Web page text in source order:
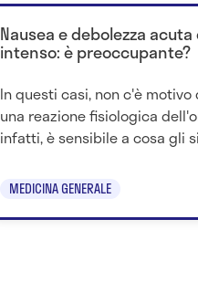
Nausea e debolezza
intenso: è preoccupante?
In questi casi, non c'è
una reazione fisiologica
infatti, è sensibile a cosa gli
MEDICINA GENERALE